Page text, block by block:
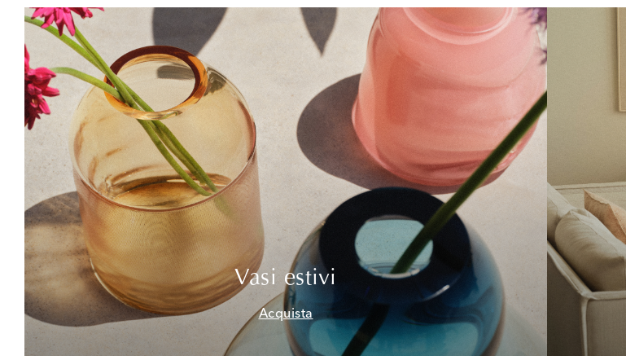
Vasi estivi
Acquista